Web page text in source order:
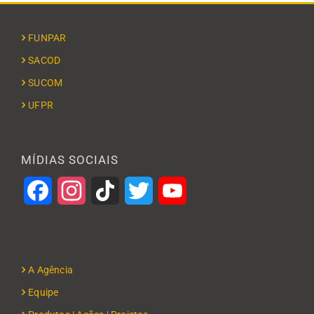
FUNPAR
SACOD
SUCOM
UFPR
MÍDIAS SOCIAIS
FacebookInstagramTikTok Twitter
A Agência
Equipe